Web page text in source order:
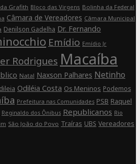
Grafith Bloco das Virgens Bolinha da Federal
Câmara de Vereadores Câmara Municipal
Denilson Gadelha Dr. Fernando
Emídio Emídio Jr
Rodrigues Macaíba
Natal Naxson Palhares Netinho
Odiléia Costa Os Meninos Podemos
Prefeitura nas Comunidades PSB Raquel
Reginaldo dos Ônibus Republicanos Rio
São João do Povo Traíras UBS Vereadores